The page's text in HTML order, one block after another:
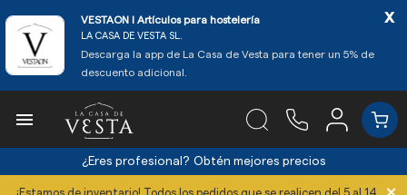
VESTAON l Artículos para hostelería
LA CASA DE VESTA SL.
Descarga la app de La Casa de Vesta para tener un 5% de
descuento adicional.
x

¿Eres profesional? Obtén mejores precios